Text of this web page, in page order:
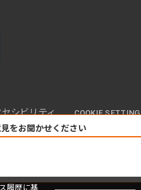
をお聞かせください
シビリティ COOKIE SETTING
履歴に基